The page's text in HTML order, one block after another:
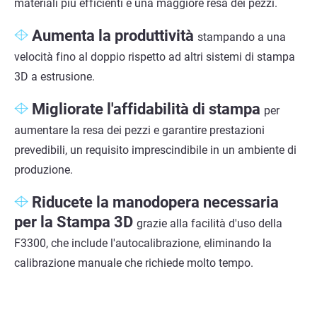
materiali più efficienti e una maggiore resa dei pezzi.
Aumenta la produttività stampando a una
velocità fino al doppio rispetto ad altri sistemi di stampa
3D a estrusione.
Migliorate l'affidabilità di stampa per
aumentare la resa dei pezzi e garantire prestazioni
prevedibili, un requisito imprescindibile in un ambiente di
produzione.
Riducete la manodopera necessaria
per la Stampa 3D grazie alla facilità d'uso della
F3300, che include l'autocalibrazione, eliminando la
calibrazione manuale che richiede molto tempo.